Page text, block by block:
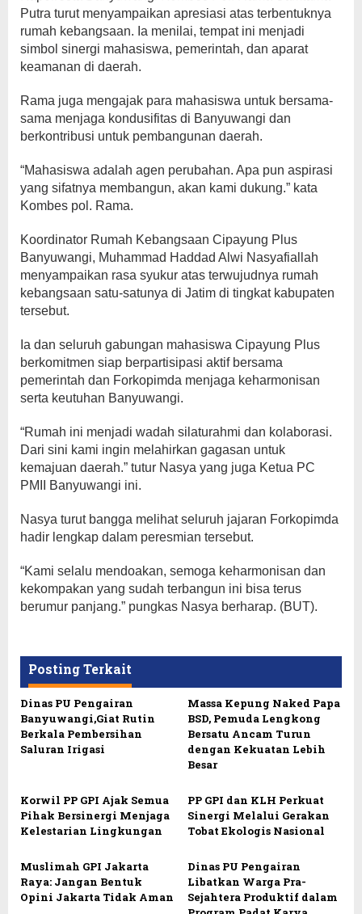
Putra turut menyampaikan apresiasi atas terbentuknya
rumah kebangsaan. Ia menilai, tempat ini menjadi
simbol sinergi mahasiswa, pemerintah, dan aparat
keamanan di daerah.
Rama juga mengajak para mahasiswa untuk bersama-
sama menjaga kondusifitas di Banyuwangi dan
berkontribusi untuk pembangunan daerah.
“Mahasiswa adalah agen perubahan. Apa pun aspirasi
yang sifatnya membangun, akan kami dukung.” kata
Kombes pol. Rama.
Koordinator Rumah Kebangsaan Cipayung Plus
Banyuwangi, Muhammad Haddad Alwi Nasyafiallah
menyampaikan rasa syukur atas terwujudnya rumah
kebangsaan satu-satunya di Jatim di tingkat kabupaten
tersebut.
Ia dan seluruh gabungan mahasiswa Cipayung Plus
berkomitmen siap berpartisipasi aktif bersama
pemerintah dan Forkopimda menjaga keharmonisan
serta keutuhan Banyuwangi.
“Rumah ini menjadi wadah silaturahmi dan kolaborasi.
Dari sini kami ingin melahirkan gagasan untuk
kemajuan daerah.” tutur Nasya yang juga Ketua PC
PMII Banyuwangi ini.
Nasya turut bangga melihat seluruh jajaran Forkopimda
hadir lengkap dalam peresmian tersebut.
“Kami selalu mendoakan, semoga keharmonisan dan
kekompakan yang sudah terbangun ini bisa terus
berumur panjang.” pungkas Nasya berharap. (BUT).
Posting Terkait
Dinas PU Pengairan
Banyuwangi,Giat Rutin
Berkala Pembersihan
Saluran Irigasi
Massa Kepung Naked Papa
BSD, Pemuda Lengkong
Bersatu Ancam Turun
dengan Kekuatan Lebih
Besar
Korwil PP GPI Ajak Semua
Pihak Bersinergi Menjaga
Kelestarian Lingkungan
PP GPI dan KLH Perkuat
Sinergi Melalui Gerakan
Tobat Ekologis Nasional
Muslimah GPI Jakarta
Raya: Jangan Bentuk
Opini Jakarta Tidak Aman
Dinas PU Pengairan
Libatkan Warga Pra-
Sejahtera Produktif dalam